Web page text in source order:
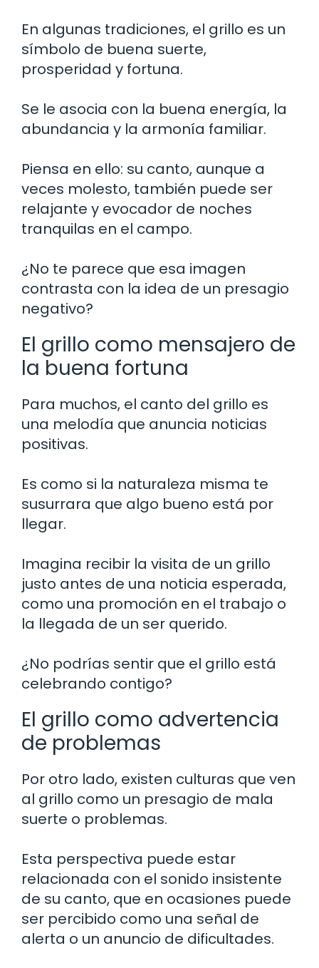
En algunas tradiciones, el grillo es un
símbolo de buena suerte,
prosperidad y fortuna.
Se le asocia con la buena energía, la
abundancia y la armonía familiar.
Piensa en ello: su canto, aunque a
veces molesto, también puede ser
relajante y evocador de noches
tranquilas en el campo.
¿No te parece que esa imagen
contrasta con la idea de un presagio
negativo?
El grillo como mensajero de
la buena fortuna
Para muchos, el canto del grillo es
una melodía que anuncia noticias
positivas.
Es como si la naturaleza misma te
susurrara que algo bueno está por
llegar.
Imagina recibir la visita de un grillo
justo antes de una noticia esperada,
como una promoción en el trabajo o
la llegada de un ser querido.
¿No podrías sentir que el grillo está
celebrando contigo?
El grillo como advertencia
de problemas
Por otro lado, existen culturas que ven
al grillo como un presagio de mala
suerte o problemas.
Esta perspectiva puede estar
relacionada con el sonido insistente
de su canto, que en ocasiones puede
ser percibido como una señal de
alerta o un anuncio de dificultades.